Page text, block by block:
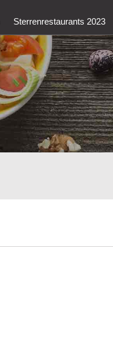
Sterrenrestaurants 2023